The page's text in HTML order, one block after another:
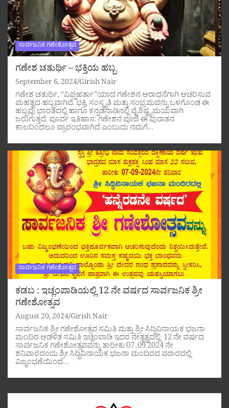
ಸಾರ್ವಜನಿಕ ಗಣೇಶೋತ್ಸವ
ಗಣೇಶ ಚತುರ್ಥಿ – ಭಕ್ತಿಯ ಹಬ್ಬ
September 6, 2024 Girish Nair
ಗಣೇಶ ಚತುರ್ಥಿ, “ವಿಘ್ನಹರ್ತಾ”ಯಾದ ಗಣೇಶನ ಆರಾಧನೆಗಾಗಿ ಆಚರಿಸುವ
ಮಹತ್ವದ ಹಬ್ಬವಾಗಿದೆ. ಭಕ್ತಿ, ಸಂಸ್ಕೃತಿ ಮತ್ತು ಸಂಭ್ರಮವನ್ನು ಒಳಗೊಂಡ ಈ
ಹಬ್ಬವು ಭಾರತದಲ್ಲಿ ಹಾಗೂ ಕನ್ನಡನಾಡಿನಲ್ಲಿ ವೈಶಿಷ್ಟ್ಯಮಯವಾಗಿ
ಜರುಗುತ್ತದೆ. ಪೂರ್ವ ಇತಿಹಾಸ: ಗಣೇಶನ ಪೂಜೆ ಈ ಪುರಾತನ
ಕಾಲದಿಂದಲೂ ಪ್ರಾರಂಭವಾಗಿದೆ ಎಂಬುದು ನಮಗೆ…
ಸಾರ್ವಜನಿಕ ಗಣೇಶೋತ್ಸವ
ಕಡಬ : ಇಚ್ಲಂಪಾಡಿಯಲ್ಲಿ 12 ನೇ ವರ್ಷದ ಸಾರ್ವಜನಿಕ ಶ್ರೀ
ಗಣೇಶೋತ್ಸವ
August 20, 2024 Girish Nair
ಸಾರ್ವಜನಿಕ ಶ್ರೀ ಗಣೇಶೋತ್ಸವ ಸಮಿತಿ ಮತ್ತು ಶ್ರೀ ಸಿದ್ಧಿವಿನಾಯಕ ಭಜನಾ
ಮಂದಿರ ಆಡಳಿತ ಸಮಿತಿ ಇಚ್ಲಂಪಾಡಿ ಇದರ ನೇತೃತ್ವದಲ್ಲಿ 12 ನೇ ವರ್ಷದ
ಸಾರ್ವಜನಿಕ ಗಣೇಶೋತ್ಸವವನ್ನು ತಾರೀಕು 07 .09.2024 ನೇ
ಶನಿವಾರದಂದು ಶ್ರೀ ಸಿದ್ಧಿವಿನಾಯಕ ಭಜನಾ ಮಂದಿರದ ವಠಾರದಲ್ಲಿ
ವಿಜೃಂಭಣೆಯಿಂದ…